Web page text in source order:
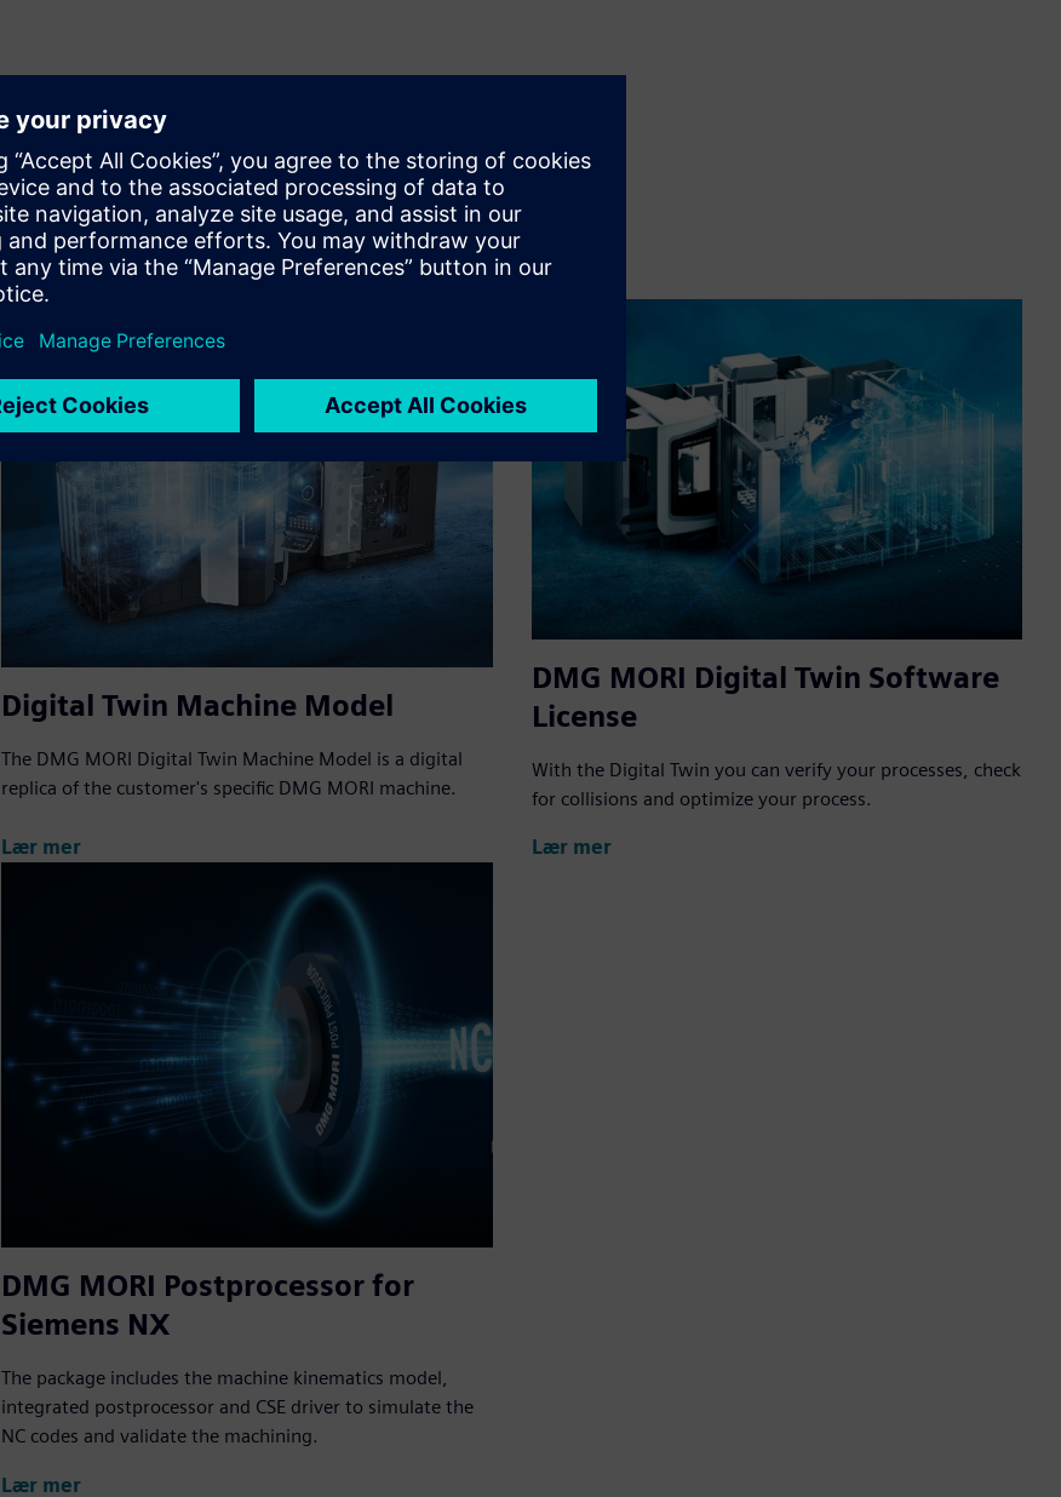
Digital Twin Machine Model
The DMG MORI Digital Twin Machine Model is a digital
replica of the customer's specific DMG MORI machine.
Lær mer
DMG MORI Digital Twin Software
License
With the Digital Twin you can verify your processes, check
for collisions and optimize your process.
Lær mer
DMG MORI Postprocessor for
Siemens NX
The package includes the machine kinematics model,
integrated postprocessor and CSE driver to simulate the
NC codes and validate the machining.
Lær mer